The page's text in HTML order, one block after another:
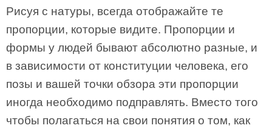
Рисуя с натуры, всегда отображайте те
пропорции, которые видите. Пропорции и
формы у людей бывают абсолютно разные, и
в зависимости от конституции человека, его
позы и вашей точки обзора эти пропорции
иногда необходимо подправлять. Вместо того
чтобы полагаться на свои понятия о том, как